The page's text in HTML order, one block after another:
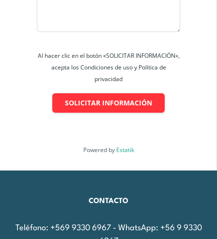
Al hacer clic en el botón «SOLICITAR INFORMACIÓN»,
acepta los Condiciones de uso y Política de
privacidad
SOLICITAR INFORMACIÓN
Powered by Estatik
CONTACTO
Teléfono: +569 9330 6967 - WhatsApp: +56 9 9330